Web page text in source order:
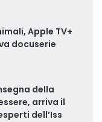
Apple TV+
docuserie
della
arriva il
dell’Iss